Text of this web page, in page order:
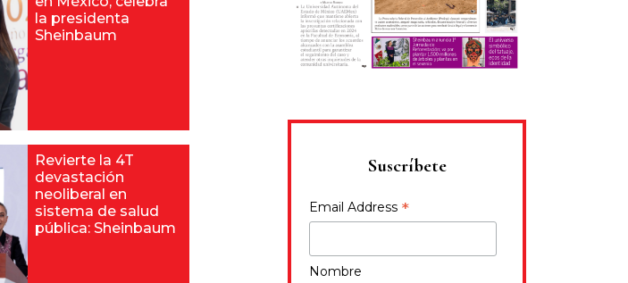
la presidenta
Sheinbaum
Revierte la 4T
devastación
neoliberal en
sistema de salud
pública: Sheinbaum
Suscríbete
Email Address *
Nombre